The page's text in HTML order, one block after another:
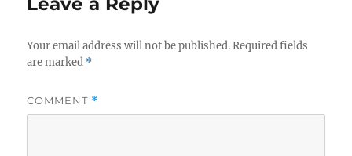
Your email address will not be published. Required fields
are marked *
COMMENT *